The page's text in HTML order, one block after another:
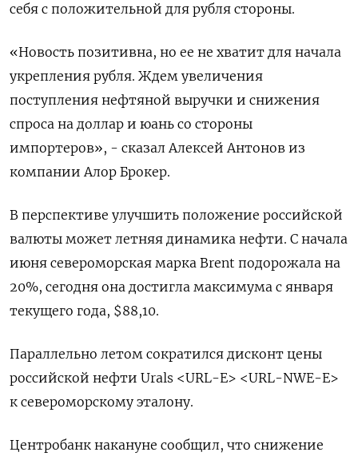
себя с положительной для рубля стороны.
«Новость позитивна, но ее не хватит для начала
укрепления рубля. Ждем увеличения
поступления нефтяной выручки и снижения
спроса на доллар и юань со стороны
импортеров», - сказал Алексей Антонов из
компании Алор Брокер.
В перспективе улучшить положение российской
валюты может летняя динамика нефти. С начала
июня североморская марка Brent подорожала на
20%, сегодня она достигла максимума с января
текущего года, $88,10.
Параллельно летом сократился дисконт цены
российской нефти Urals <URL-E> <URL-NWE-E>
к североморскому эталону.
Центробанк накануне сообщил, что снижение